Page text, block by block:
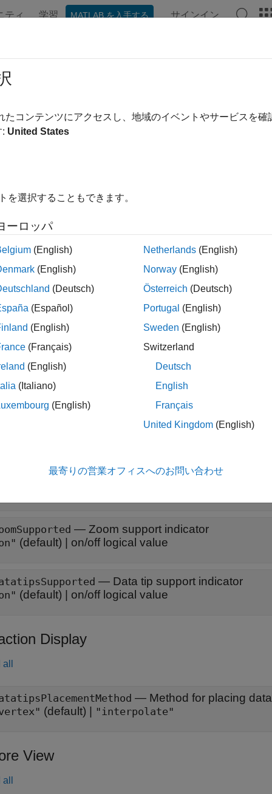
ティ 学習 MATLAB を入手する サインイン
axes interaction behavior
properties control the behavior
values, you can customize the behavior of all associated
= "off";
set by theGeographicAxesInteractionOptionsobject
built-in interactions specified by theInteractionsproperty of
enabled using the geographic axes toolbar
R2025a: The properties listed here are valid only for
—Pan support indicator
— Zoom support indicator
(default) | on/off logical value
— Data tip support indicator
(default) | on/off logical value
Display
— Method for placing
(default) | "interpolate"
View
たコンテンツにアクセスし、地域のイベントやサービスを
: United States
を選択することもできます。
ーロッパ
(English)
(English)
(Deutsch)
(Español)
(English)
(Français)
(English)
(Italiano)
(English)
Netherlands (English)
Norway (English)
Österreich (Deutsch)
Portugal (English)
Sweden (English)
Switzerland
Deutsch
English
Français
United Kingdom (English)
最寄りの営業オフィスへのお問い合わせ